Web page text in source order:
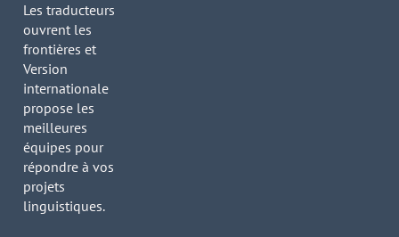
Les traducteurs
ouvrent les
frontières et
Version
internationale
propose les
meilleures
équipes pour
répondre à vos
projets
linguistiques.